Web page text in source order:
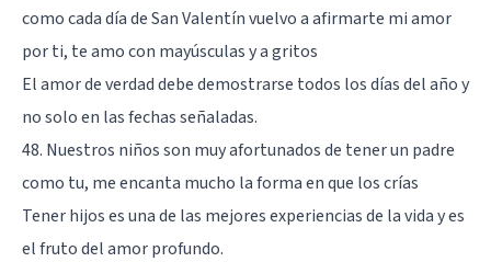
como cada día de San Valentín vuelvo a afirmarte mi amor
por ti, te amo con mayúsculas y a gritos
El amor de verdad debe demostrarse todos los días del año y
no solo en las fechas señaladas.
48. Nuestros niños son muy afortunados de tener un padre
como tu, me encanta mucho la forma en que los crías
Tener hijos es una de las mejores experiencias de la vida y es
el fruto del amor profundo.